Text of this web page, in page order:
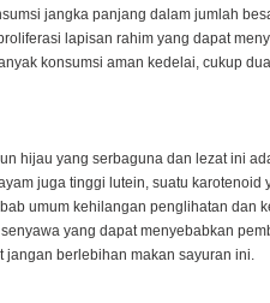
jangka panjang dalam jumlah
lapisan rahim yang dapat
konsumsi aman kedelai, cukup
hijau yang serbaguna dan lezat ini
juga tinggi lutein, suatu
umum kehilangan penglihatan dan
yang dapat menyebabkan
jangan berlebihan makan sayuran ini.